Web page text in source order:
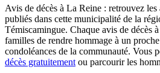
Par région
Par ville
Maisons funéraires
Avis de décès à La Reine : retrouvez les
publiés dans cette municipalité de la
Témiscamingue. Chaque avis de décès
familles de rendre hommage à un
condoléances de la communauté. Vous
décès gratuitement ou parcourir les